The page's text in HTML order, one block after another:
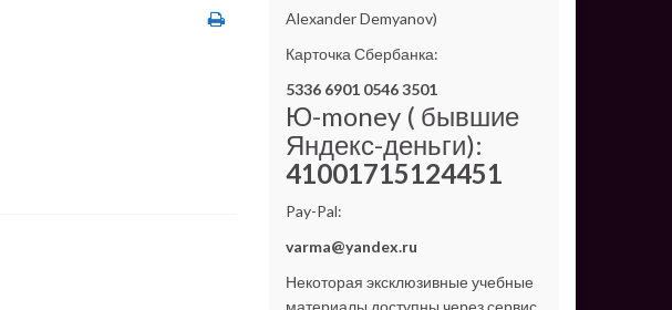
Alexander Demyanov)
Карточка Сбербанка:
5336 6901 0546 3501
Ю-money ( бывшие
Яндекс-деньги):
41001715124451
Pay-Pal:
varma@yandex.ru
Некоторая эксклюзивные учебные
материалы доступны через сервис